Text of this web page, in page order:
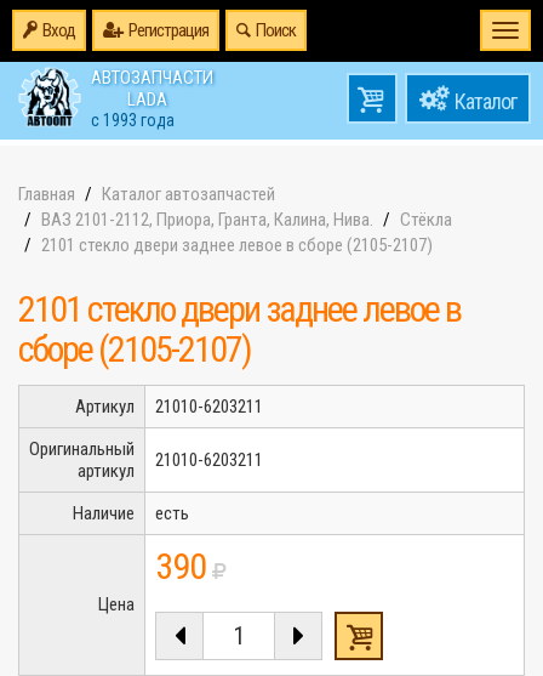
Вход Регистрация Поиск
АВТОЗАПЧАСТИ
LADA
с 1993 года
товаров0
на0
Главная
Каталог автозапчастей
ВАЗ 2101-2112, Приора, Гранта, Калина, Нива.
Стёкла
2101 стекло двери заднее левое в сборе (2105-2107)
2101 стекло двери заднее левое в
сборе (2105-2107)
Артикул
21010-6203211
Оригинальный
артикул
21010-6203211
Наличие есть
Цена
390